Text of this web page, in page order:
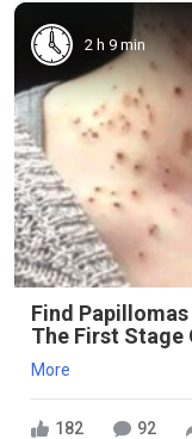
2 h 9 min
Find
The First Stage
More
182 92